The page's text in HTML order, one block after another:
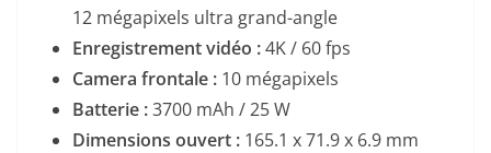
12 mégapixels ultra grand-angle
Enregistrement vidéo :4K / 60 fps
Camera frontale : 10 mégapixels
Batterie :3700 mAh / 25 W
Dimensions ouvert : 165.1 x 71.9 x 6.9 mm